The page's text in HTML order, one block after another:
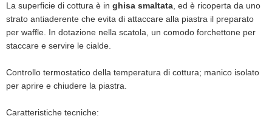
La superficie di cottura è in ghisa smaltata, ed è ricoperta da uno
strato antiaderente che evita di attaccare alla piastra il preparato
per waffle. In dotazione nella scatola, un comodo forchettone per
staccare e servire le cialde.
Controllo termostatico della temperatura di cottura; manico isolato
per aprire e chiudere la piastra.
Caratteristiche tecniche: